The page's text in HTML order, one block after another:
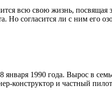
всю свою жизнь,
Но согласится ли с ним его
1990 года. Вырос в
конструктор и частный